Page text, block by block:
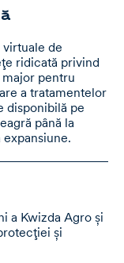
de
ridicată privind
pentru
a tratamentelor
disponibilă pe
până la
a Kwizda Agro și
și